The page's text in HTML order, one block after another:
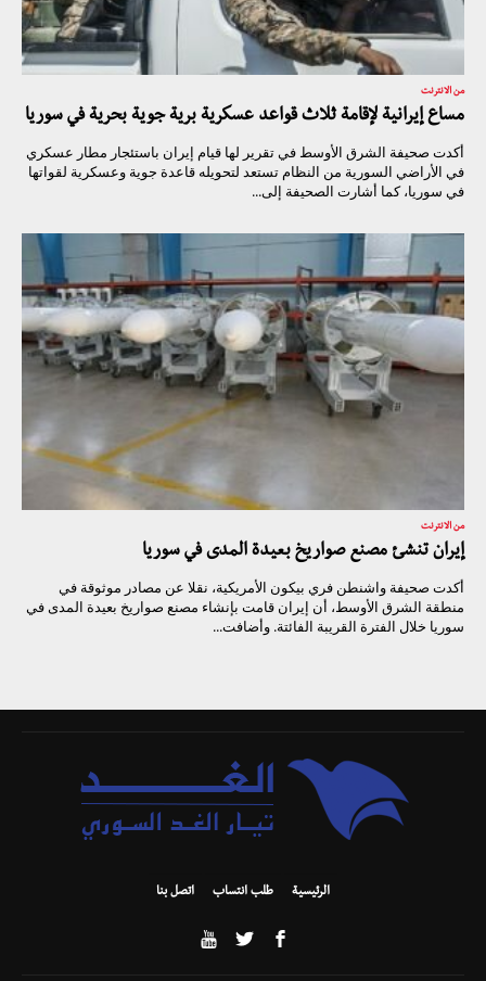
من الانترنت
مساع إيرانية لإقامة ثلاث قواعد عسكرية برية جوية بحرية في سوريا
أكدت صحيفة الشرق الأوسط في تقرير لها قيام إيران باستئجار مطار عسكري
في الأراضي السورية من النظام تستعد لتحويله قاعدة جوية وعسكرية لقواتها
في سوريا، كما أشارت الصحيفة إلى...
من الانترنت
إيران تنشئ مصنع صواريخ بعيدة المدى في سوريا
أكدت صحيفة واشنطن فري بيكون الأمريكية، نقلا عن مصادر موثوقة في
منطقة الشرق الأوسط، أن إيران قامت بإنشاء مصنع صواريخ بعيدة المدى في
سوريا خلال الفترة القريبة الفائتة. وأضافت...
الرئيسية طلب انتساب اتصل بنا